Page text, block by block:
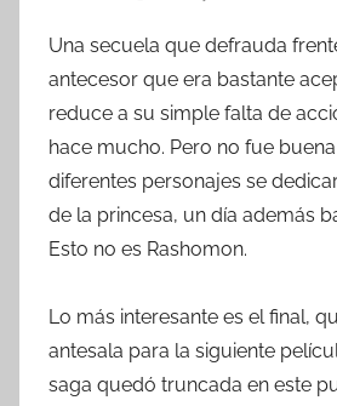
Una secuela que defrauda
antecesor que era bastante
reduce a su simple falta de
hace mucho. Pero no fue
diferentes personajes se
de la princesa, un día además
Esto no es Rashomon.
Lo más interesante es el final,
antesala para la siguiente
saga quedó truncada en este